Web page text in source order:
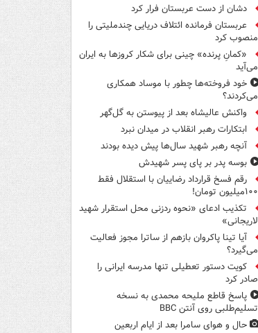
دشان از دست عربستان فرار کرد
عربستان فرمانده ائتلاف دریایی چندملیتی را
منصوب کرد
«کمانِ پرنده» چینی برای شکار کروزها به ایران
می‌آید
خود فروخته‌ها چطور با موساد همکاری
می‌کردند؟
واکنش عالیشاه بعد از پیوستن به گل‌گهر
ابتکارات رهبر انقلاب در میدان نبرد
آنچه رهبر شهید سال‌ها پیش دیده بودند
بوسه‌ پدر بر پای پسر شهیدش
رقم فسخ قرارداد رضاییان با استقلال فقط
۱۰۰میلیون تومان!
تکذیب ادعای «نحوه ردزنی محل استقرار شهید
لاریجانی»
آیا تینا پاکروان بازهم از ساترا مجوز فعالیت
می‌گیرد؟
کویت دستور تعطیلی تنها مدرسه ایرانی را
صادر کرد
پاسخ قاطع ملیحه محمدی به نسخه
تسلیم‌طلبی روی آنتن BBC
حال و هوای سامرا بعد از ایام اربعین